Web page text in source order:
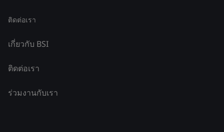
ติดต่อเรา
เกี่ยวกับ BSI
ติดต่อเรา
ร่วมงานกับเรา